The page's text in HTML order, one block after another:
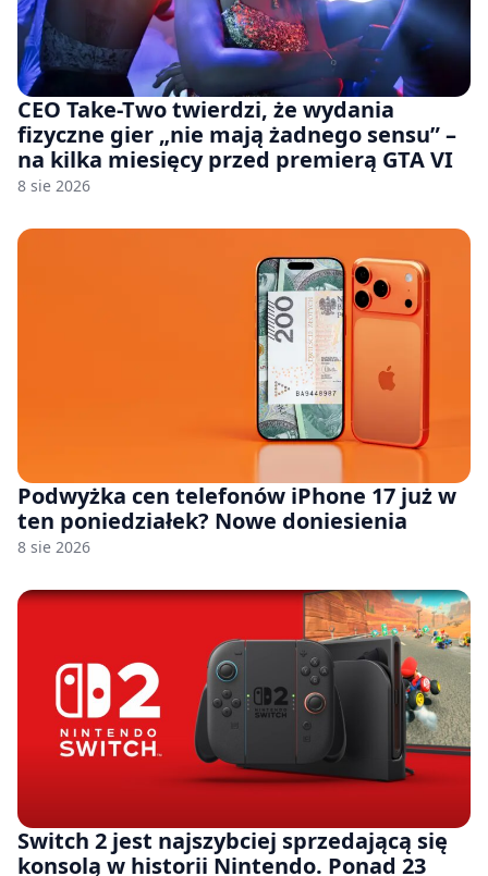
CEO Take-Two twierdzi, że wydania
fizyczne gier „nie mają żadnego sensu” –
na kilka miesięcy przed premierą GTA VI
8 sie 2026
Podwyżka cen telefonów iPhone 17 już w
ten poniedziałek? Nowe doniesienia
8 sie 2026
Switch 2 jest najszybciej sprzedającą się
konsolą w historii Nintendo. Ponad 23